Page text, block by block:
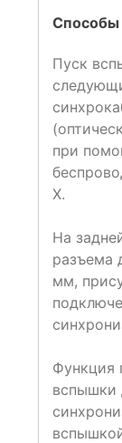
Способы
Пуск
при
X.
На
разъема
мм,
Функция
вспышки